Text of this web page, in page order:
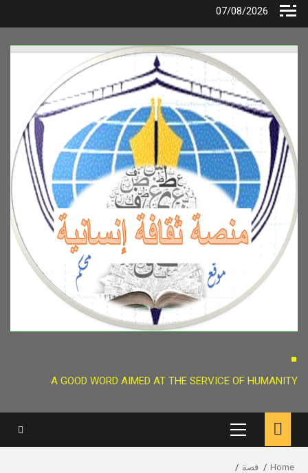
Skip
07/08/2026
.
A GOOD WORD AIMED AT THE SERVICE OF HUMANITY
Primary
Menu
Home قصة